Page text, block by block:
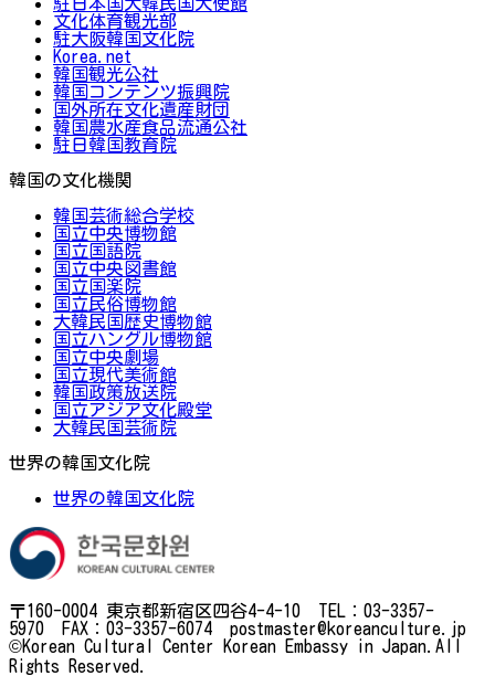
文化体育観光部
駐大阪韓国文化院
Korea.net
韓国観光公社
韓国コンテンツ振興院
国外所在文化遺産財団
韓国農水産食品流通公社
駐日韓国教育院
韓国の文化機関
韓国芸術総合学校
国立中央博物館
国立国語院
国立中央図書館
国立国楽院
国立民俗博物館
大韓民国歴史博物館
国立ハングル博物館
国立中央劇場
国立現代美術館
韓国政策放送院
国立アジア文化殿堂
大韓民国芸術院
世界の韓国文化院
世界の韓国文化院
〒160-0004 東京都新宿区四谷4-4-10 TEL：03-3357-
5970 FAX：03-3357-6074 postmaster@koreanculture.jp
©Korean Cultural Center Korean Embassy in Japan.All
Rights Reserved.